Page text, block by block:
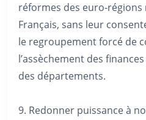
réformes des euro-régions
Français, sans leur
le regroupement forcé de
l’assèchement des
des départements.
9. Redonner puissance à